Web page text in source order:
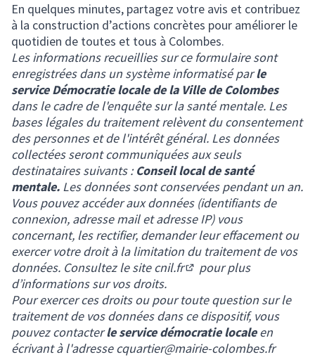
En quelques minutes, partagez votre avis et contribuez
à la construction d’actions concrètes pour améliorer le
quotidien de toutes et tous à Colombes.
Les informations recueillies sur ce formulaire sont
enregistrées dans un système informatisé parle
service Démocratie locale de la Ville de Colombes
dans le cadre de l'enquête sur la santé mentale. Les
bases légales du traitement relèvent du consentement
des personnes et de l'intérêt général. Les données
collectées seront communiquées aux seuls
destinataires suivants :Conseil local de santé
mentale. Les données sont conservées pendant un an.
Vous pouvez accéder aux données (identifiants de
connexion, adresse mail et adresse IP) vous
concernant, les rectifier, demander leur effacement ou
exercer votre droit à la limitation du traitement de vos
données. Consultez le sitecnil.fr
(Lien externe)
pour plus
d’informations sur vos droits.
Pour exercer ces droits ou pour toute question sur le
traitement de vos données dans ce dispositif, vous
pouvez contacterle service démocratie localeen
écrivant à l'adresse cquartier@mairie-colombes.fr